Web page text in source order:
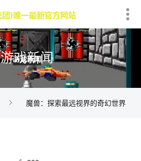
游戏新闻
魔兽：探索最远视界的奇幻世界